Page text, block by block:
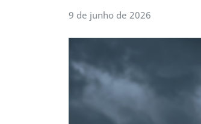
9 de junho de 2026